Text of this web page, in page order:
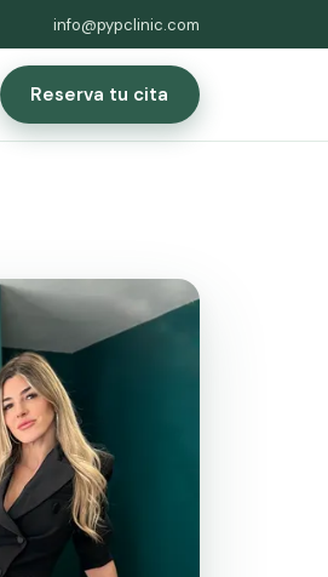
info@pypclinic.com
Reserva tu cita